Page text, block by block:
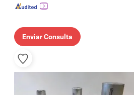
Enviar Consulta